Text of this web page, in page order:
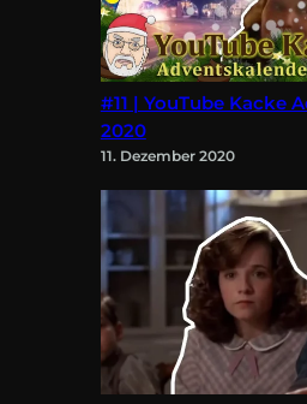
#11 | YouTube Kacke
2020
11. Dezember 2020